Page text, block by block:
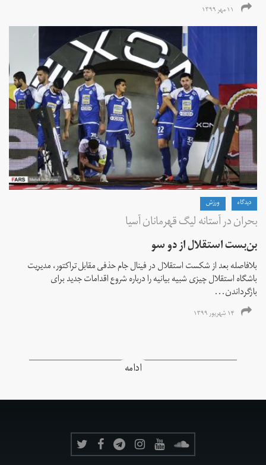
۱۱ مهر ۱۳۹۹
دیدگاه ورزش
بحران در آستانه لیگ قهرمانان آسیا
بن‌بست استقلال از دو سو
بلافاصله بعد از شکست استقلال در فینال جام حذفی مقابل تراکتور، مدیریت
باشگاه استقلال چیزی شبیه بیانیه را درباره شروع اقدامات جدید برای
بازگرداندن...
۱۴ شهریور ۱۳۹۹
ادامه